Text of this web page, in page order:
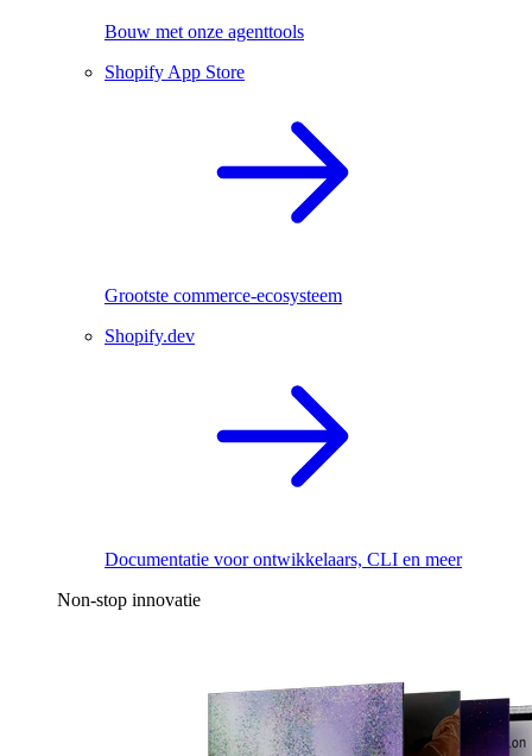
Bouw met onze agenttools
Shopify App Store
Grootste commerce-ecosysteem
Shopify.dev
Documentatie voor ontwikkelaars, CLI en meer
Non-stop innovatie